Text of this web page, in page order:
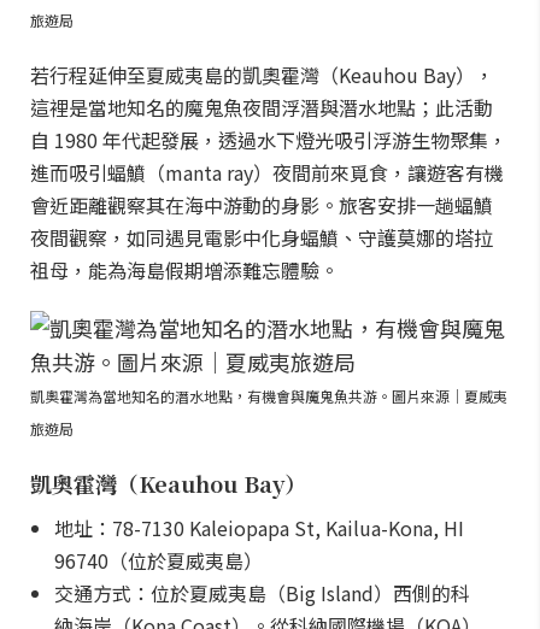
旅遊局
若行程延伸至夏威夷島的凱奧霍灣（Keauhou Bay），
這裡是當地知名的魔鬼魚夜間浮潛與潛水地點；此活動
自 1980 年代起發展，透過水下燈光吸引浮游生物聚集，
進而吸引蝠鱝（manta ray）夜間前來覓食，讓遊客有機
會近距離觀察其在海中游動的身影。旅客安排一趟蝠鱝
夜間觀察，如同遇見電影中化身蝠鱝、守護莫娜的塔拉
祖母，能為海島假期增添難忘體驗。
凱奧霍灣為當地知名的潛水地點，有機會與魔鬼魚共游。圖片來源｜夏威夷
旅遊局
凱奧霍灣（Keauhou Bay）
地址：78-7130 Kaleiopapa St, Kailua-Kona, HI
96740（位於夏威夷島）
交通方式：位於夏威夷島（Big Island）西側的科